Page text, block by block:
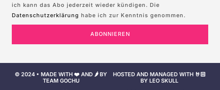
ich kann das Abo jederzeit wieder kündigen. Die
Datenschutzerklärung habe ich zur Kenntnis genommen.
ABONNIEREN
© 2024 • MADE WITH ❤️ AND 🌶️ BY
TEAM GOCHU
HOSTED AND MANAGED WITH 🤘🏻
BY LEO SKULL